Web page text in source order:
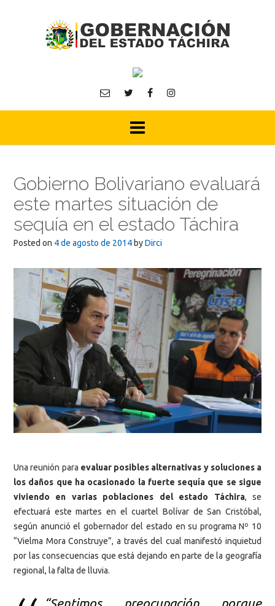
Gobierno Bolivariano evaluará
este martes situación de
sequía en el estado Táchira
Posted on 4 de agosto de 2014 byDirci
Una reunión para evaluar posibles alternativas y soluciones a
los daños que ha ocasionado la fuerte sequía que se sigue
viviendo en varias poblaciones del estado Táchira, se
efectuará este martes en el cuartel Bolívar de San Cristóbal,
según anunció el gobernador del estado en su programa Nº 10
“Vielma Mora Construye”, a través del cual manifestó inquietud
por las consecuencias que está dejando en parte de la geografía
regional, la falta de lluvia.
“Sentimos preocupación porque